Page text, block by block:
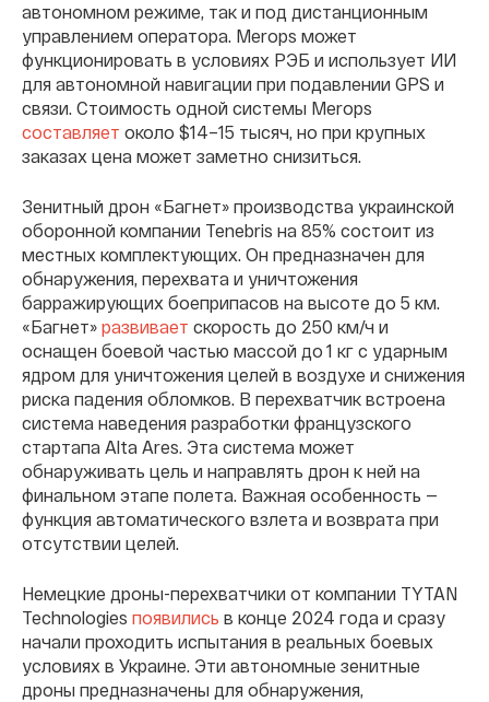
автономном режиме, так и под дистанционным
управлением оператора. Merops может
функционировать в условиях РЭБ и использует ИИ
для автономной навигации при подавлении GPS и
связи. Стоимость одной системы Merops
составляет около $14–15 тысяч, но при крупных
заказах цена может заметно снизиться.
Зенитный дрон «Багнет» производства украинской
оборонной компании Tenebris на 85% состоит из
местных комплектующих. Он предназначен для
обнаружения, перехвата и уничтожения
барражирующих боеприпасов на высоте до 5 км.
«Багнет» развивает скорость до 250 км/ч и
оснащен боевой частью массой до 1 кг с ударным
ядром для уничтожения целей в воздухе и снижения
риска падения обломков. В перехватчик встроена
система наведения разработки французского
стартапа Alta Ares. Эта система может
обнаруживать цель и направлять дрон к ней на
финальном этапе полета. Важная особенность —
функция автоматического взлета и возврата при
отсутствии целей.
Немецкие дроны-перехватчики от компании TYTAN
Technologies появились в конце 2024 года и сразу
начали проходить испытания в реальных боевых
условиях в Украине. Эти автономные зенитные
дроны предназначены для обнаружения,